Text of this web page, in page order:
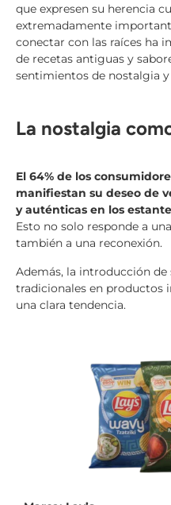
que expresen su herencia
extremadamente
conectar con las raíces ha
de recetas antiguas y
sentimientos de nostalgia
La nostalgia
El 64% de los
manifiestan su deseo de
y auténticas en los
Esto no solo responde a
también a una reconexión.
Además, la introducción de
tradicionales en productos
una clara tendencia.